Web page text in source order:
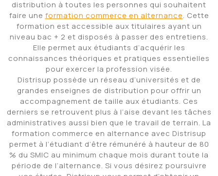
distribution à toutes les personnes qui souhaitent
faire une formation commerce en alternance. Cette
formation est accessible aux titulaires ayant un
niveau bac + 2 et disposés à passer des entretiens.
Elle permet aux étudiants d’acquérir les
connaissances théoriques et pratiques essentielles
pour exercer la profession visée.
Distrisup possède un réseau d’universités et de
grandes enseignes de distribution pour offrir un
accompagnement de taille aux étudiants. Ces
derniers se retrouvent plus à l’aise devant les tâches
administratives aussi bien que le travail de terrain. La
formation commerce en alternance avec Distrisup
permet à l’étudiant d’être rémunéré à hauteur de 80
% du SMIC au minimum chaque mois durant toute la
période de l’alternance. Si vous désirez poursuivre